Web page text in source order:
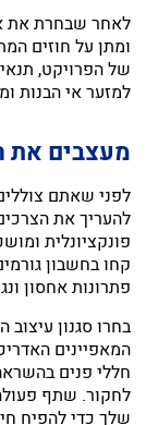
לאחר שבחרת את
ומתן על חוזים
של הפרויקט,
למזער אי הבנות
מעצבים את
לפני שאתם
להעריך את
פונקציונלית
קחו בחשבון
פתרונות אחסון
בחרו סגנון
המאפיינים
חללי פנים
לחקור. שתף
שלך כדי להפיח